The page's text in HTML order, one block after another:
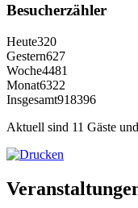
Besucherzähler
Heute320
Gestern627
Woche4481
Monat6322
Insgesamt918396
Aktuell sind 11 Gäste